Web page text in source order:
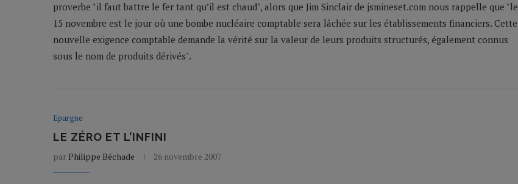
proverbe "il faut battre le fer tant qu’il est chaud", alors que Jim Sinclair de jsmineset.com nous rappelle que "le
15 novembre est le jour où une bombe nucléaire comptable sera lâchée sur les établissements financiers. Cette
nouvelle exigence comptable demande la vérité sur la valeur de leurs produits structurés, également connus
sous le nom de produits dérivés".
Epargne
LE ZÉRO ET L’INFINI
par Philippe Béchade 26 novembre 2007